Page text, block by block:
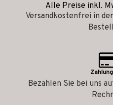
Alle Preise inkl.
Versandkostenfrei in
Bezahlen Sie bei uns